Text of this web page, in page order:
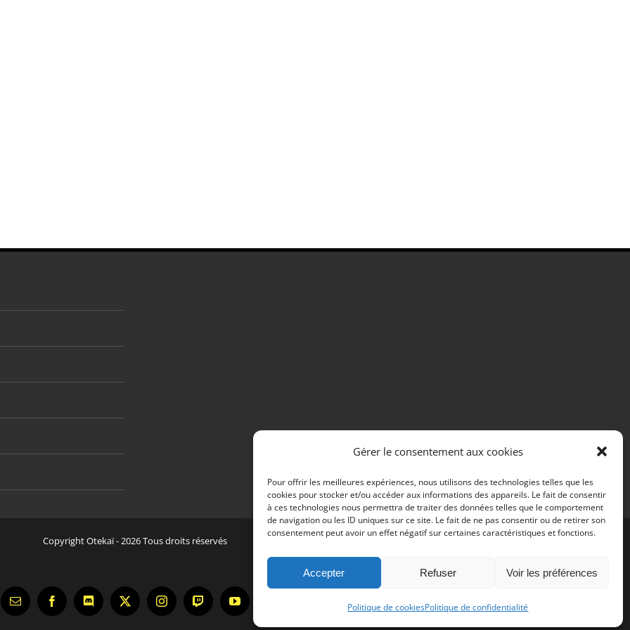
Gérer le consentement aux cookies
Pour offrir les meilleures expériences, nous utilisons des technologies telles que les
cookies pour stocker et/ou accéder aux informations des appareils. Le fait de consentir
à ces technologies nous permettra de traiter des données telles que le comportement
de navigation ou les ID uniques sur ce site. Le fait de ne pas consentir ou de retirer son
consentement peut avoir un effet négatif sur certaines caractéristiques et fonctions.
Accepter Refuser Voir les préférences
Politique de cookiesPolitique de confidentialité
Copyright Otekaï -2026 Tous droits réservés
Email FacebookDiscordX InstagramTwitch YouTube